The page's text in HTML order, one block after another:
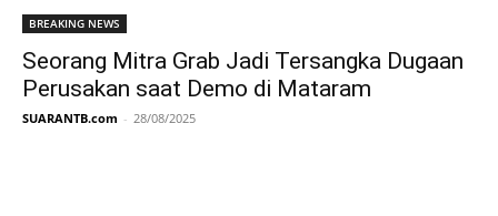
BREAKING NEWS
Seorang Mitra Grab Jadi Tersangka Dugaan
Perusakan saat Demo di Mataram
SUARANTB.com - 28/08/2025